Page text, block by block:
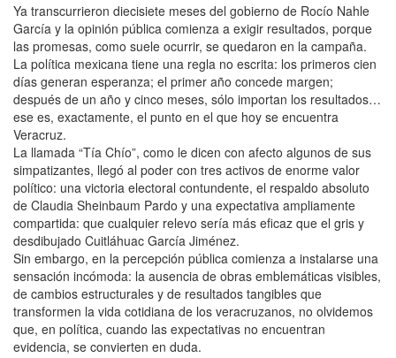
Ya transcurrieron diecisiete meses del gobierno de Rocío Nahle
García y la opinión pública comienza a exigir resultados, porque
las promesas, como suele ocurrir, se quedaron en la campaña.
La política mexicana tiene una regla no escrita: los primeros cien
días generan esperanza; el primer año concede margen;
después de un año y cinco meses, sólo importan los resultados…
ese es, exactamente, el punto en el que hoy se encuentra
Veracruz.
La llamada “Tía Chío”, como le dicen con afecto algunos de sus
simpatizantes, llegó al poder con tres activos de enorme valor
político: una victoria electoral contundente, el respaldo absoluto
de Claudia Sheinbaum Pardo y una expectativa ampliamente
compartida: que cualquier relevo sería más eficaz que el gris y
desdibujado Cuitláhuac García Jiménez.
Sin embargo, en la percepción pública comienza a instalarse una
sensación incómoda: la ausencia de obras emblemáticas visibles,
de cambios estructurales y de resultados tangibles que
transformen la vida cotidiana de los veracruzanos, no olvidemos
que, en política, cuando las expectativas no encuentran
evidencia, se convierten en duda.